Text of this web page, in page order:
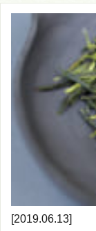
[2019.06.13]